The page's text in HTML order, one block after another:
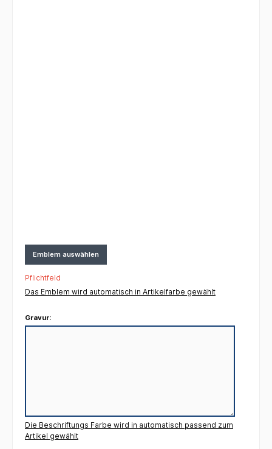
Emblem auswählen
Pflichtfeld
Das Emblem wird automatisch in Artikelfarbe gewählt
Gravur:
Die Beschriftungs Farbe wird in automatisch passend zum
Artikel gewählt